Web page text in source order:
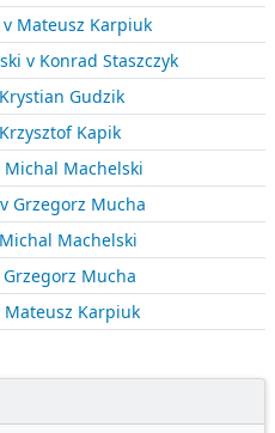
Mateusz Karpiuk
v Konrad Staszczyk
Gudzik
Kapik
Michal Machelski
Grzegorz Mucha
Machelski
Mucha
Mateusz Karpiuk